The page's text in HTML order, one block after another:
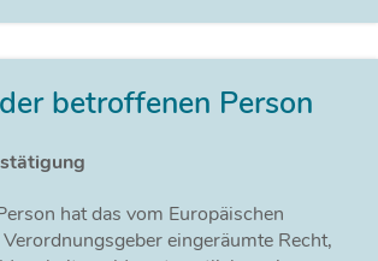
betroffenen Person
hat das vom Europäischen
eingeräumte Recht,